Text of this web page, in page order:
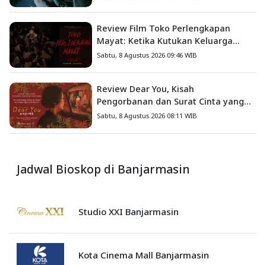
Review Film Toko Perlengkapan
Mayat: Ketika Kutukan Keluarga
Menjadi Sumber Teror yang
Sabtu, 8 Agustus 2026 09:46 WIB
Review Dear You, Kisah
Pengorbanan dan Surat Cinta yang
Menyentuh Hati
Sabtu, 8 Agustus 2026 08:11 WIB
Jadwal Bioskop di Banjarmasin
Studio XXI Banjarmasin
Kota Cinema Mall Banjarmasin